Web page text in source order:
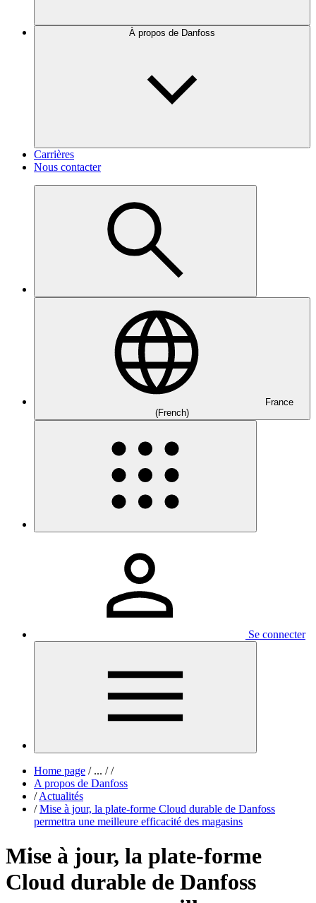
À propos de Danfoss
Carrières
Nous contacter
France
(French)
Se connecter
Home page /... / /
A propos de Danfoss
/ Actualités
/ Mise à jour, la plate-forme Cloud durable de Danfoss
permettra une meilleure efficacité des magasins
Mise à jour, la plate-forme
Cloud durable de Danfoss